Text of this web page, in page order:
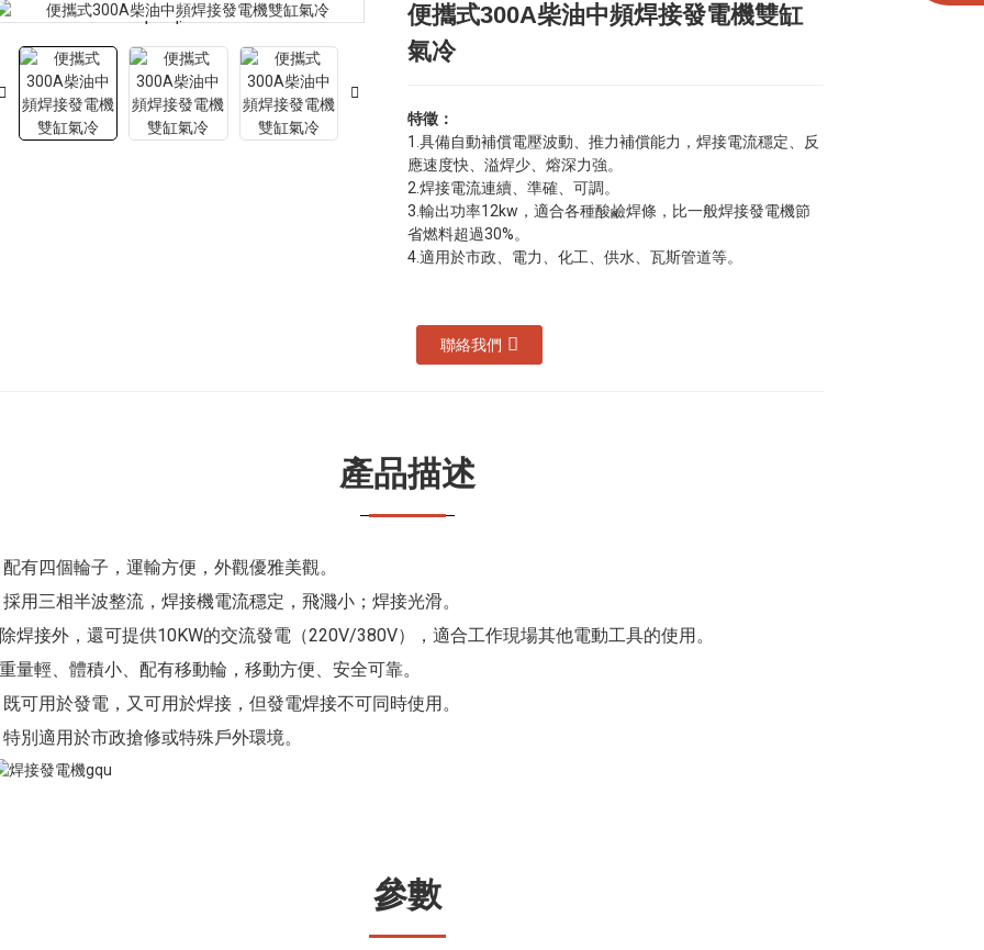
Loading...
Loading... Loading...
Loading...
便攜式300A柴油中頻焊接發電機雙缸
氣冷
特徵：
1.具備自動補償電壓波動、推力補償能力，焊接電流穩定、反
應速度快、溢焊少、熔深力強。
2.焊接電流連續、準確、可調。
3.輸出功率12kw，適合各種酸鹼焊條，比一般焊接發電機節
省燃料超過30%。
4.適用於市政、電力、化工、供水、瓦斯管道等。
聯絡我們
產品描述
有四個輪子，運輸方便，外觀優雅美觀。
用三相半波整流，焊接機電流穩定，飛濺小；焊接光滑。
焊接外，還可提供10KW的交流發電（220V/380V），適合工作現場其他電動工具的使用。
量輕、體積小、配有移動輪，移動方便、安全可靠。
可用於發電，又可用於焊接，但發電焊接不可同時使用。
別適用於市政搶修或特殊戶外環境。
參數